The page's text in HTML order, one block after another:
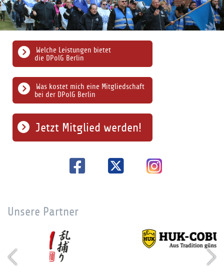
Was kostet mich eine Mitgliedschaft
bei der DPolG Berlin
Welche Leistungen bietet
die DPolG Berlin
Jetzt Mitglied werden!
Unsere Partner